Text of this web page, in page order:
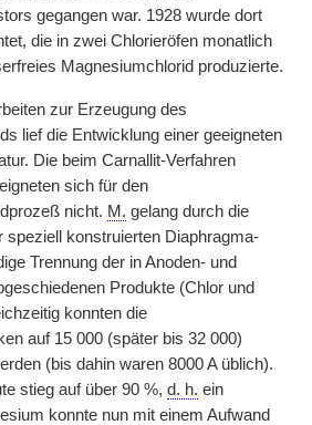
gegangen war. 1928 wurde dort
die in zwei Chlorieröfen monatlich
Magnesiumchlorid produzierte.
zur Erzeugung des
lief die Entwicklung einer geeigneten
Die beim Carnallit-Verfahren
sich für den
nicht. M. gelang durch die
speziell konstruierten Diaphragma-
Trennung der in Anoden- und
Produkte (Chlor und
konnten die
auf 15 000 (später bis 32 000)
(bis dahin waren 8000 A üblich).
stieg auf über 90 %, d. h. ein
konnte nun mit einem Aufwand